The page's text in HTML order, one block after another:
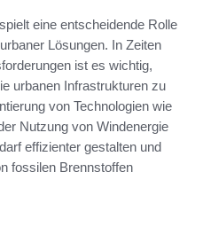
spielt eine entscheidende Rolle
Lösungen. In Zeiten
ist es wichtig,
urbanen Infrastrukturen zu
von Technologien wie
Nutzung von Windenergie
effizienter gestalten und
fossilen Brennstoffen